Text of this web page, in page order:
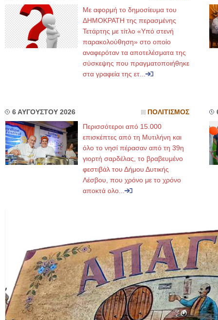
Με αφορμή το δημοσίευμα του
ΔΗΜΟΚΡΑΤΗ της περασμένης
Τετάρτης με τίτλο «Υπό στενή
παρακολούθηση» στο οποίο
αναφερόταν τα αποτελέσματα της
σύσκεψης που πραγματοποιήθηκε
στα γραφεία της ετ...
6 ΑΥΓΟΥΣΤΟΥ 2026 ΠΟΛΙΤΙΣΜΟΣ
Περισσότεροι από 15.000
επισκέπτες από τη Μυτιλήνη και
όλο το νησί πέρασαν από τη 39η
γιορτή σαρδέλας, το βραβευμένο
φεστιβάλ του Δήμου Δυτικής
Λέσβου, που χρόνο με το χρόνο
αποκτά ολο...